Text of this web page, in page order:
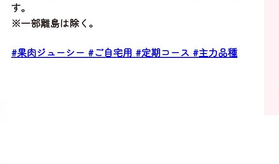
す。
※一部離島は除く。
#果肉ジューシー #ご自宅用 #定期コース #主力品種